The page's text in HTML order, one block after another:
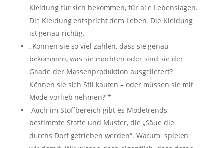
Kleidung für sich bekommen, für alle Lebenslagen.
Die Kleidung entspricht dem Leben. Die Kleidung
ist genau richtig.
„Können sie so viel zahlen, dass sie genau
bekommen, was sie möchten oder sind sie der
Gnade der Massenproduktion ausgeliefert?
Können sie sich Stil kaufen – oder müssen sie mit
Mode vorlieb nehmen?“*
Auch im Stoffbereich gibt es Modetrends,
bestimmte Stoffe und Muster, die „Säue die
durchs Dorf getrieben werden“. Warum spielen